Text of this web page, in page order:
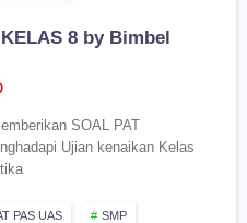
8 by Bimbel
SOAL PAT
Ujian kenaikan Kelas
PAS UAS SMP